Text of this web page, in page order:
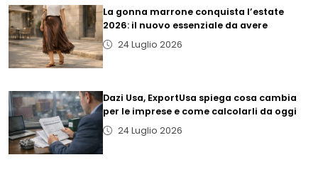
La gonna marrone conquista l’estate
2026: il nuovo essenziale da avere
24 Luglio 2026
Dazi Usa, ExportUsa spiega cosa cambia
per le imprese e come calcolarli da oggi
24 Luglio 2026